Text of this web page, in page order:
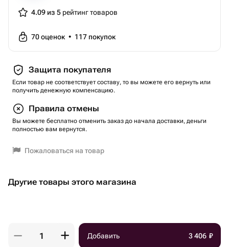
пройти по одному Универсальному сертификату
Тип сертификата: подарки-впечатления
Тематика: с детьми
Тематика: экстрим
4.09 из 5 рейтинг товаров
70оценок • 117 покупок
Защита покупателя
Если товар не соответствует составу, то вы можете его вернуть или
получить денежную компенсацию.
Правила отмены
Вы можете бесплатно отменить заказ до начала доставки, деньги
полностью вам вернутся.
Пожаловаться на товар
Другие товары этого магазина
Добавить 3 406 ₽